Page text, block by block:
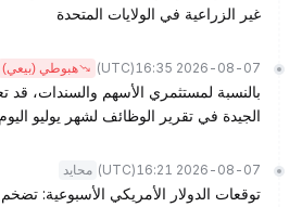
غير الزراعية في الولايات المتحدة
2026-08-07 16:35
(UTC) هبوطي (بيعي)
بالنسبة لمستثمري الأسهم والسندات، قد
الجيدة في تقرير الوظائف لشهر يوليو
2026-08-07 16:21
(UTC) محايد
توقعات الدولار الأمريكي الأسبوعية: